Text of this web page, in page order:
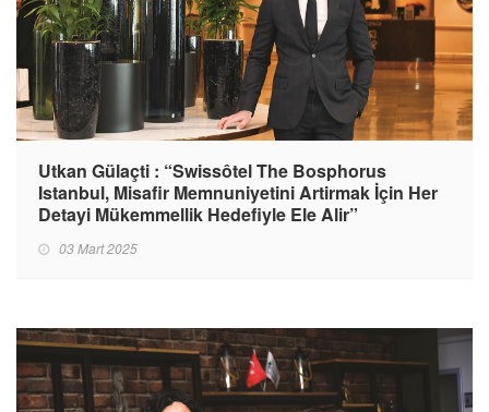
Utkan Gülaçti : “Swissôtel The Bosphorus
Istanbul, Misafir Memnuniyetini Artirmak İçin Her
Detayi Mükemmellik Hedefiyle Ele Alir”
03 Mart 2025